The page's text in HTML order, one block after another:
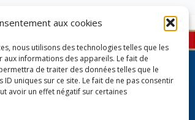
aux cookies
nous utilisons des technologies telles que les
informations des appareils. Le fait de
de traiter des données telles que le
uniques sur ce site. Le fait de ne pas consentir
avoir un effet négatif sur certaines